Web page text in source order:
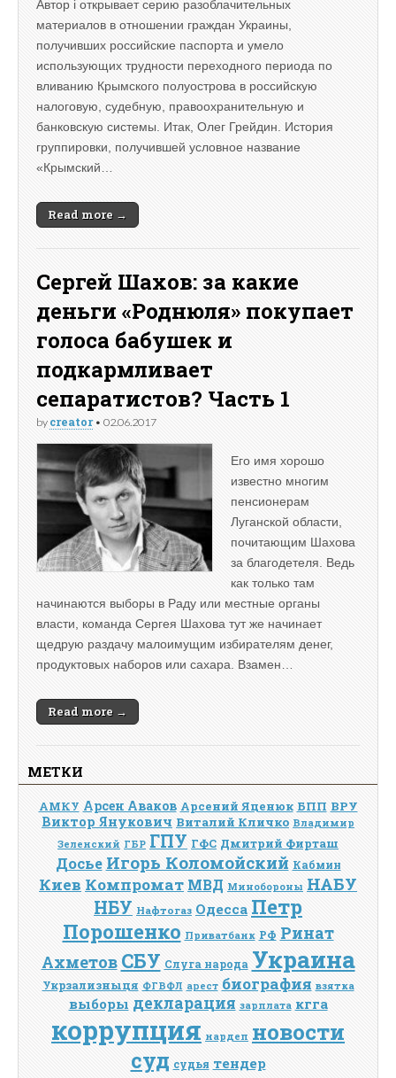
Автор i открывает серию разоблачительных
материалов в отношении граждан Украины,
получивших российские паспорта и умело
использующих трудности переходного периода по
вливанию Крымского полуострова в российскую
налоговую, судебную, правоохранительную и
банковскую системы. Итак, Олег Грейдин. История
группировки, получившей условное название
«Крымский…
Read more →
Сергей Шахов: за какие
деньги «Роднюля» покупает
голоса бабушек и
подкармливает
сепаратистов? Часть 1
by creator• 02.06.2017
Его имя хорошо
известно многим
пенсионерам
Луганской области,
почитающим Шахова
за благодетеля. Ведь
как только там
начинаются выборы в Раду или местные органы
власти, команда Сергея Шахова тут же начинает
щедрую раздачу малоимущим избирателям денег,
продуктовых наборов или сахара. Взамен…
Read more →
МЕТКИ
АМКУ Арсен Аваков Арсений Яценюк БПП ВРУ
Виктор Янукович Виталий Кличко Владимир
Зеленский ГБР ГПУ ГФС Дмитрий Фирташ
Досье Игорь Коломойский Кабмин
Киев Компромат МВД Минобороны НАБУ
НБУ Нафтогаз Одесса Петр
Порошенко Приватбанк РФ Ринат
Ахметов СБУ Слуга народа Украина
Укрзализныця ФГВФЛ арест биография взятка
выборы декларация зарплата кгга
коррупция нардеп новости
суд судья тендер